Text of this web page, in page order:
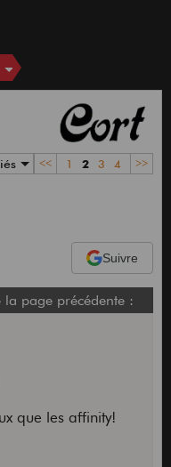
<< 1 2 3 4 >>
Suivre
page précédente :
que les affinity!